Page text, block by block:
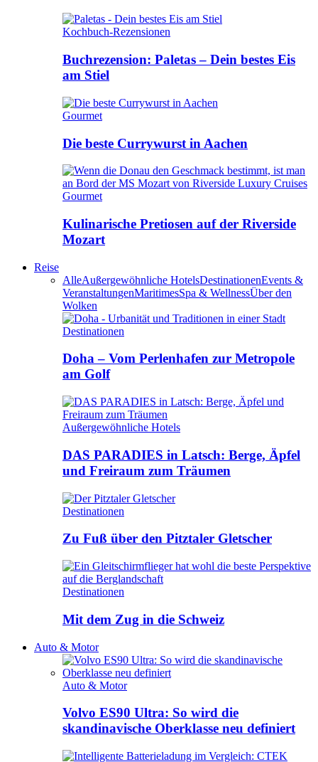
Kochbuch-Rezensionen
Buchrezension: Paletas – Dein bestes Eis
am Stiel
Gourmet
Die beste Currywurst in Aachen
Gourmet
Kulinarische Pretiosen auf der Riverside
Mozart
Reise
AlleAußergewöhnliche HotelsDestinationenEvents &
VeranstaltungenMaritimesSpa & WellnessÜber den
Wolken
Destinationen
Doha – Vom Perlenhafen zur Metropole
am Golf
Außergewöhnliche Hotels
DAS PARADIES in Latsch: Berge, Äpfel
und Freiraum zum Träumen
Destinationen
Zu Fuß über den Pitztaler Gletscher
Destinationen
Mit dem Zug in die Schweiz
Auto & Motor
Auto & Motor
Volvo ES90 Ultra: So wird die
skandinavische Oberklasse neu definiert